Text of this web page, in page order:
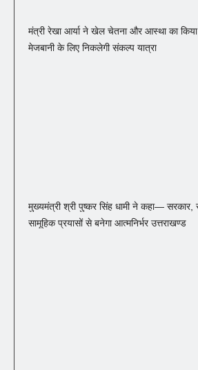
मंत्री रेखा आर्या ने खेल चेतना और आस्था का
मेजबानी के लिए निकलेगी संकल्प यात्रा
मुख्यमंत्री श्री पुष्कर सिंह धामी ने कहा—
सामूहिक प्रयासों से बनेगा आत्मनिर्भर उत्तराखण्ड